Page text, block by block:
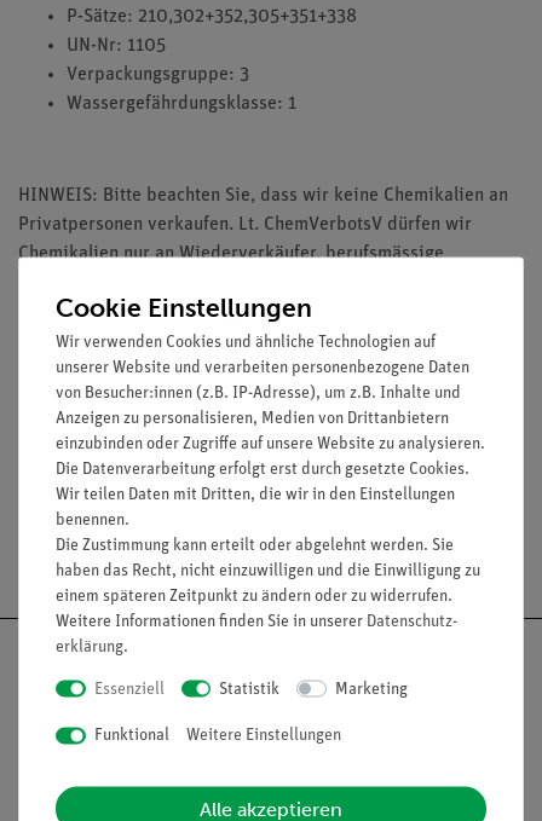
P-Sätze: 210,302+352,305+351+338
UN-Nr: 1105
Verpackungsgruppe: 3
Wassergefährdungsklasse: 1
HINWEIS: Bitte beachten Sie, dass wir keine Chemikalien an
Privatpersonen verkaufen. Lt. ChemVerbotsV dürfen wir
Chemikalien nur an Wiederverkäufer, berufsmässige
Lehranstalten abgeben.
Media / Downloads
Versandkostenfrei ab 300,- €
Nach oben
Cookie Einstellungen
Wir verwenden Cookies und ähnliche Technologien auf
unserer Website und verarbeiten personenbezogene Daten
von Besucher:innen (z.B. IP-Adresse), um z.B. Inhalte und
Anzeigen zu personalisieren, Medien von Drittanbietern
einzubinden oder Zugriffe auf unsere Website zu analysieren.
Die Datenverarbeitung erfolgt erst durch gesetzte Cookies.
Wir teilen Daten mit Dritten, die wir in den Einstellungen
benennen.
Die Zustimmung kann erteilt oder abgelehnt werden. Sie
haben das Recht, nicht einzuwilligen und die Einwilligung zu
einem späteren Zeitpunkt zu ändern oder zu widerrufen.
Weitere Informationen finden Sie in unserer Daten­schutz­
erklärung.
Essenziell Statistik Marketing
Funktional Weitere Einstellungen
Alle akzeptieren